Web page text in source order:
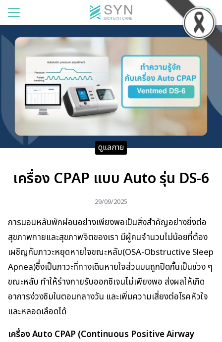
งเรา
นค้า
า
ดูแลกาย
เครื่อง CPAP แบบ Auto รุ่น DS-6
29/09/2025
การนอนหลับพักผ่อนอย่างเพียงพอเป็นสิ่งสำคัญอย่างยิ่งต่อ
สุขภาพกายและสุขภาพจิตของเรา มีผู้คนจำนวนไม่น้อยที่ต้อง
เผชิญกับภาวะหยุดหายใจขณะหลับ(OSA-Obstructive Sleep
Apnea)ซิึ่งเป็นภาวะที่ทางเดินหายใจส่วนบนถูกปิดกั้นเป็นช่วง ๆ
ขณะหลับ ทำให้ร่างกายรับออกซิเจนไม่เพียงพอ ส่งผลให้เกิด
อาการง่วงซิมในตอนกลางวัน และเพิ่มความเสี่ยงต่อโรคหัวใจ
และหลอดเลือดได้
เครื่อง Auto CPAP (Continuous Positive Airway